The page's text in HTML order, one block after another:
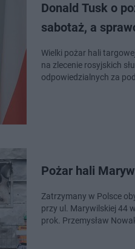
Donald Tusk o
sabotaż, a
Wielki pożar hali
na zlecenie rosyjskich
odpowiedzialnych za
Pożar hali
Zatrzymany w Polsce
przy ul. Marywilskiej 44
prok. Przemysław